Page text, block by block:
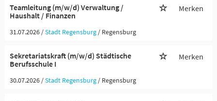
Teamleitung (m/w/d) Verwaltung /
Haushalt / Finanzen
Merken
31.07.2026 /Stadt Regensburg / Regensburg
Sekretariatskraft (m/w/d) Städtische
Berufsschule I
Merken
30.07.2026 /Stadt Regensburg / Regensburg